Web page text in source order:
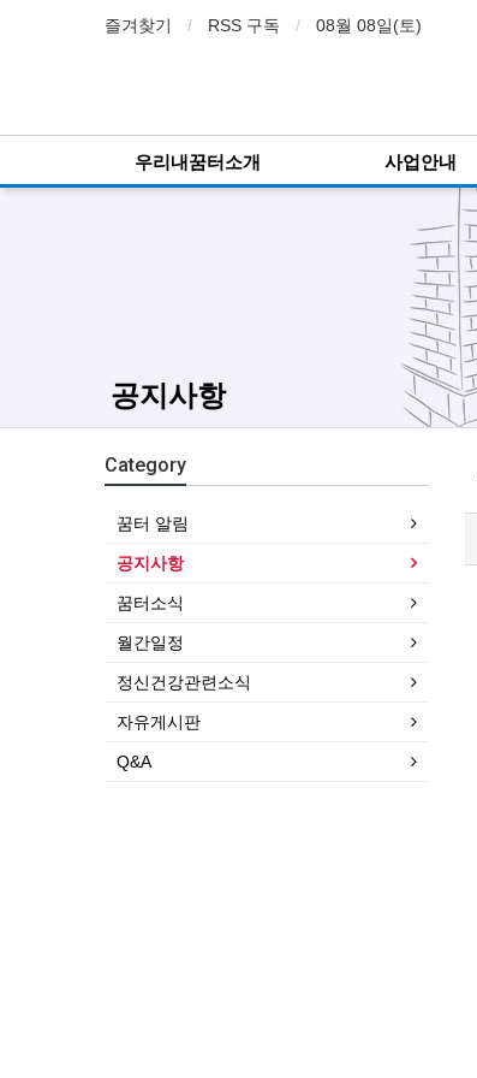
즐겨찾기 RSS 구독 08월 08일(토)
우리내꿈터소개 사업안내
공지사항
Category
꿈터 알림
공지사항
꿈터소식
월간일정
정신건강관련소식
자유게시판
Q&A